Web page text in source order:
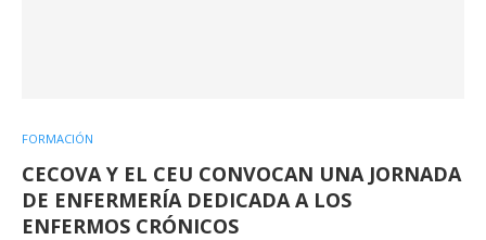
FORMACIÓN
CECOVA Y EL CEU CONVOCAN UNA JORNADA
DE ENFERMERÍA DEDICADA A LOS
ENFERMOS CRÓNICOS